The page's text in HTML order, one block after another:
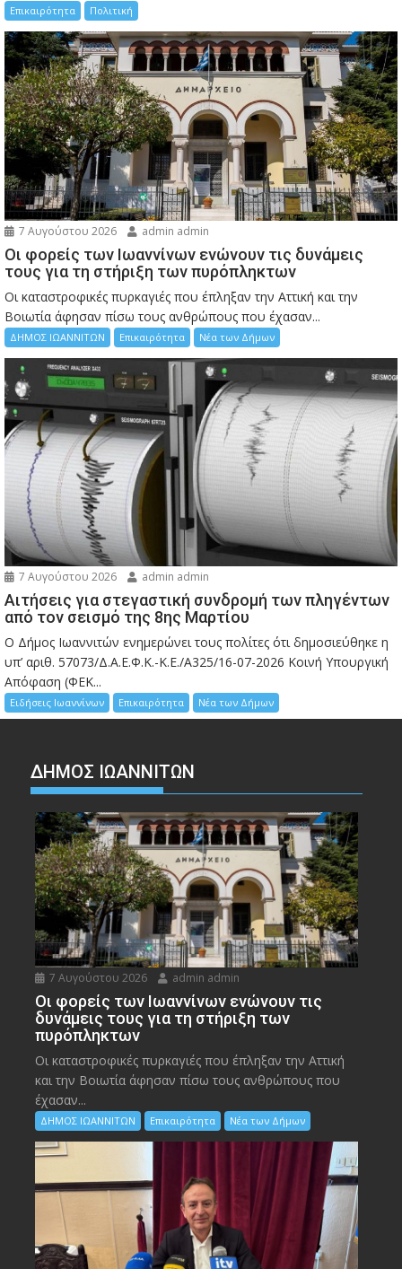
Επικαιρότητα Πολιτική
7 Αυγούστου 2026 admin admin
Οι φορείς των Ιωαννίνων ενώνουν τις δυνάμεις
τους για τη στήριξη των πυρόπληκτων
Οι καταστροφικές πυρκαγιές που έπληξαν την Αττική και την
Bοιωτία άφησαν πίσω τους ανθρώπους που έχασαν...
ΔΗΜΟΣ ΙΩΑΝΝΙΤΩΝ Επικαιρότητα Νέα των Δήμων
7 Αυγούστου 2026 admin admin
Αιτήσεις για στεγαστική συνδρομή των πληγέντων
από τον σεισμό της 8ης Μαρτίου
Ο Δήμος Ιωαννιτών ενημερώνει τους πολίτες ότι δημοσιεύθηκε η
υπ’ αριθ. 57073/Δ.Α.Ε.Φ.Κ.-Κ.Ε./Α325/16-07-2026 Κοινή Υπουργική
Απόφαση (ΦΕΚ...
Ειδήσεις Ιωαννίνων Επικαιρότητα Νέα των Δήμων
ΔΗΜΟΣ ΙΩΑΝΝΙΤΩΝ
7 Αυγούστου 2026 admin admin
Οι φορείς των Ιωαννίνων ενώνουν τις
δυνάμεις τους για τη στήριξη των
πυρόπληκτων
Οι καταστροφικές πυρκαγιές που έπληξαν την Αττική
και την Bοιωτία άφησαν πίσω τους ανθρώπους που
έχασαν...
ΔΗΜΟΣ ΙΩΑΝΝΙΤΩΝ Επικαιρότητα Νέα των Δήμων